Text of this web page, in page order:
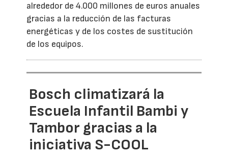
alrededor de 4.000 millones de euros anuales
gracias a la reducción de las facturas
energéticas y de los costes de sustitución
de los equipos.
Bosch climatizará la
Escuela Infantil Bambi y
Tambor gracias a la
iniciativa S-COOL